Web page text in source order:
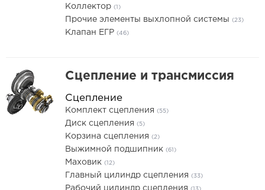
Коллектор (1)
Прочие элементы выхлопной системы (23)
Клапан ЕГР (46)
Сцепление и трансмиссия
Сцепление
Комплект сцепления (55)
Диск сцепления (5)
Корзина сцепления (2)
Выжимной подшипник (61)
Маховик (12)
Главный цилиндр сцепления (33)
Рабочий цилиндр сцепления